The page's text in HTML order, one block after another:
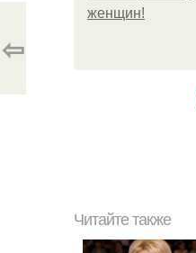
женщин!
⇦
Читайте также